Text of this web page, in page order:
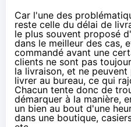
Car l'une des
reste celle du délai de
le plus souvent proposé
dans le meilleur des cas,
commandé avant une
clients ne sont pas
la livraison, et ne
livrer au bureau, ce qui
Chacun tente donc de
démarquer à la manière,
un bien au bout d'une
dans une boutique,